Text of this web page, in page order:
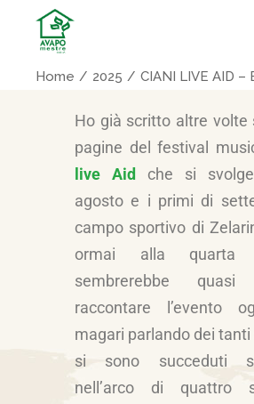
Home 2025 CIANI LIVE AID –
Ho già scritto altre volte
pagine del festival
live Aid
che si
agosto e i primi di
campo sportivo di
ormai alla quarta
sembrerebbe quasi
raccontare l’evento
magari parlando dei
si sono succeduti
nell’arco di quattro